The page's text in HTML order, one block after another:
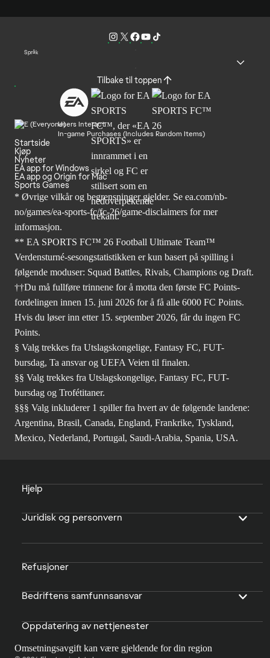
Språk
Tilbake til toppen
Users Interact
In-game Purchases (Includes Random Items)
Startside
Kjøp
Nyheter
EA app for Windows
EA app og Origin for Mac
Sports Games
* Øvrige vilkår og begrensninger gjelder. Se ea.com/nb-
no/games/ea-sports-fc/fc-26/game-disclaimers for mer
informasjon.
** EA SPORTS FC™ 26 Football Ultimate Team™
Verdensturné-sesongstatistikken er kun basert på spilling i
følgende moduser: Squad Battles, Rivals, Champions og Draft.
††Du må fullføre trinnene for å motta den første FC Points-
fordelingen innen 15. juni 2026 for å få alle 6000 FC Points.
Hvis du løser inn etter 15. september 2026, får du ingen FC
Points.
§ Valg trekkes fra Utslagskongelige, Fantasy FC, FUT-
bursdag, Ta ansvar og UEFA Veien til finalen.
§§ Valg trekkes fra Utslagskongelige, Fantasy FC, FUT-
bursdag og Trofétitaner.
§§§ Valg inkluderer 1 spiller fra hvert av de følgende landene:
Argentina, Brasil, Canada, England, Frankrike, Tyskland,
Mexico, Nederland, Portugal, Saudi-Arabia, Spania, USA.
Hjelp
Juridisk og personvern
Refusjoner
Bedriftens samfunnsansvar
Oppdatering av nettjenester
Omsetningsavgift kan være gjeldende for din region